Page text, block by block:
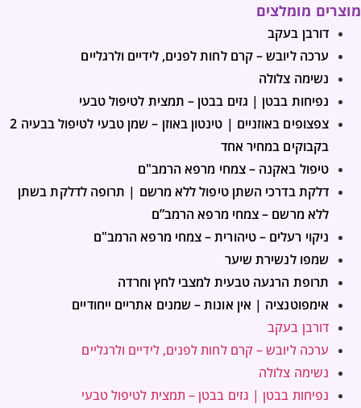
מוצרים מומלצים
דורבן בעקב
ערכה ליובש – קרם לחות לפנים, לידיים ולרגליים
נשימה צלולה
נפיחות בבטן | גזים בבטן – תמצית לטיפול טבעי
צפצופים באוזניים | טינטון באוזן – שמן טבעי לטיפול בבעיה 2
בקבוקים במחיר אחד
טיפול באקנה – צמחי מרפא הרמב"ם
דלקת בדרכי השתן טיפול ללא מרשם | תרופה לדלקת בשתן
ללא מרשם – צמחי מרפא הרמב”ם
ניקוי רעלים – טיהורית – צמחי מרפא הרמב"ם
שמפו לנשירת שיער
תרופת הרגעה טבעית למצבי לחץ וחרדה
אימפוטנציה | אין אונות – שמנים אתריים ייחודיים
דורבן בעקב
ערכה ליובש – קרם לחות לפנים, לידיים ולרגליים
נשימה צלולה
נפיחות בבטן | גזים בבטן – תמצית לטיפול טבעי